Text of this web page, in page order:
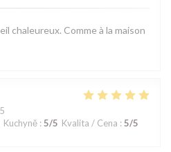
chaleureux. Comme à la maison
Kuchyně : 5/5 Kvalita / Cena : 5/5